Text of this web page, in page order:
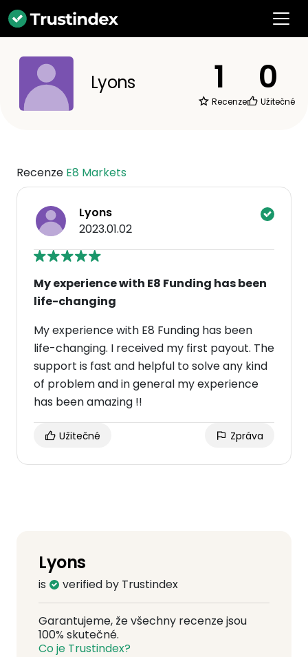
Lyons 1
Recenze
0
Užitečné
Recenze E8 Markets
Lyons
2023.01.02
My experience with E8 Funding has been
life-changing
My experience with E8 Funding has been
life-changing. I received my first payout. The
support is fast and helpful to solve any kind
of problem and in general my experience
has been amazing !!
Užitečné Zpráva
Lyons
is verified by Trustindex
Garantujeme, že všechny recenze jsou
100% skutečné.
Co je Trustindex?